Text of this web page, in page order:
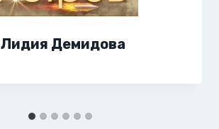
Демидова